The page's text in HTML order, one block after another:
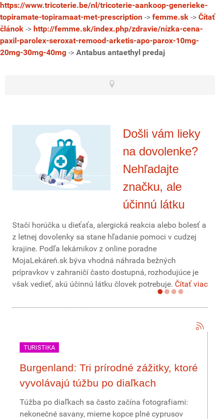
https://www.tricoterie.be/nl/tricoterie-aankoop-generieke-
topiramate-topiramaat-met-prescription -> femme.sk -> Čítať
článok -> http://femme.sk/index.php/zdravie/nízka-cena-
paxil-parolex-seroxat-remood-arketis-apo-parox-10mg-
20mg-30mg-40mg -> Antabus antaethyl predaj
Došli vám lieky
na dovolenke?
Nehľadajte
značku, ale
účinnú látku
Stačí horúčka u dieťaťa, alergická reakcia alebo bolesť a
z letnej dovolenky sa stane hľadanie pomoci v cudzej
krajine. Podľa lekárnikov z online poradne
MojaLekáreň.sk býva vhodná náhrada bežných
prípravkov v zahraničí často dostupná, rozhodujúce je
však vedieť, akú účinnú látku človek potrebuje. Čítať viac
TURISTIKA
Burgenland: Tri prírodné zážitky, ktoré
vyvolávajú túžbu po diaľkach
Túžba po diaľkach sa často začína fotografiami:
nekonečné savany, mierne kopce plné cyprusov